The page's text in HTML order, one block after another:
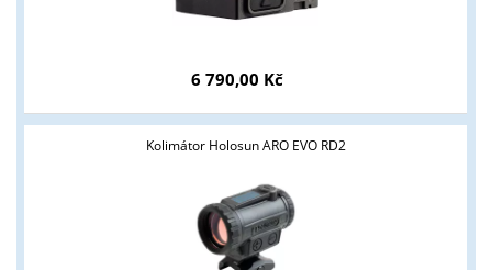
6 790,00 Kč
Kolimátor Holosun ARO EVO RD2